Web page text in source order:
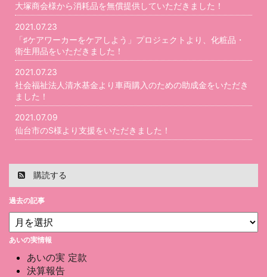
大塚商会様から消耗品を無償提供していただきました！
2021.07.23
「♯ケアワーカーをケアしよう」プロジェクトより、化粧品・
衛生用品をいただきました！
2021.07.23
社会福祉法人清水基金より車両購入のための助成金をいただき
ました！
2021.07.09
仙台市のS様より支援をいただきました！
購読する
過去の記事
あいの実情報
あいの実 定款
決算報告